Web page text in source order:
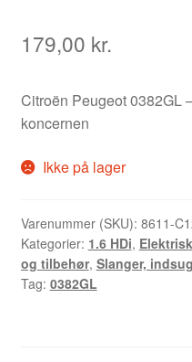
179,00 kr.
Citroën Peugeot 0382GL
koncernen
Ikke på lager
Varenummer (SKU): 8611-
Kategorier: 1.6 HDi,
og tilbehør, Slanger,
Tag: 0382GL